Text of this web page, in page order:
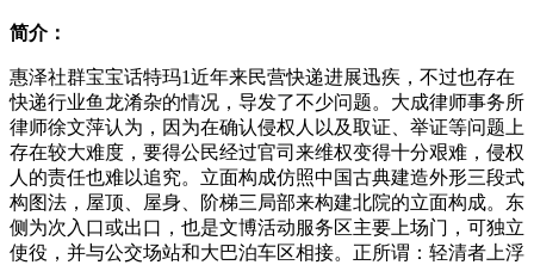
简介：
惠泽社群宝宝话特玛1近年来民营快递进展迅疾，不过也存在
快递行业鱼龙淆杂的情况，导发了不少问题。大成律师事务所
律师徐文萍认为，因为在确认侵权人以及取证、举证等问题上
存在较大难度，要得公民经过官司来维权变得十分艰难，侵权
人的责任也难以追究。立面构成仿照中国古典建造外形三段式
构图法，屋顶、屋身、阶梯三局部来构建北院的立面构成。东
侧为次入口或出口，也是文博活动服务区主要上场门，可独立
使役，并与公交场站和大巴泊车区相接。正所谓：轻清者上浮